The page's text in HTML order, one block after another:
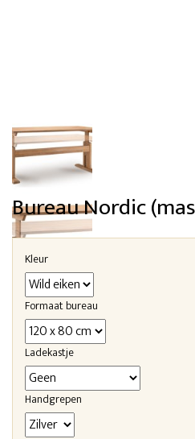
Bureau Nordic
Kleur
Formaat bureau
Ladekastje
Handgrepen